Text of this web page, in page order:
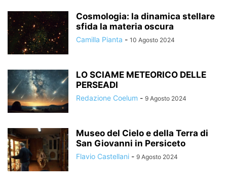
Cosmologia: la dinamica stellare
sfida la materia oscura
Camilla Pianta - 10 Agosto 2024
LO SCIAME METEORICO DELLE
PERSEADI
Redazione Coelum - 9 Agosto 2024
Museo del Cielo e della Terra di
San Giovanni in Persiceto
Flavio Castellani - 9 Agosto 2024